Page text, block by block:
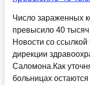
Число зараженных
превысило 40
Новости со ссылкой
дирекции
Саломона.Как
больницах